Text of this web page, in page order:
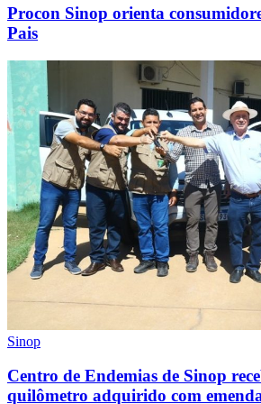
Procon Sinop orienta
Pais
Sinop
Centro de Endemias de Sinop
quilômetro adquirido com